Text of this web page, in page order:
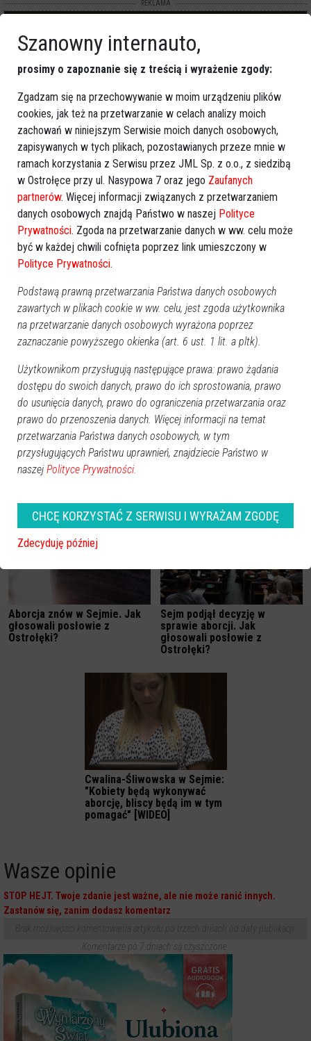
REKLAMA
Więcej o:dekryminalizacja aborcji,Kościół Katolicki,
cywilizacja śmierci Sejm piekło aborcyjne
Aborcja znów w Sejmie. Jak
głosowali posłowie z
Ostrołęki?
Sejm podjął decyzję w
sprawie aborcji. Jak
głosowali posłowie z
Ostrołęki?
Cwalina-Śliwowska w Sejmie:
"Kobiety będą wykonywać
aborcję, bliscy będą im w tym
pomagać" [WIDEO]
Wasze opinie
STOP HEJT. Twoje zdanie jest ważne, ale nie może ranić innych.
Zastanów się, zanim dodasz komentarz
Komentarze po 7 dniach są czyszczone.
Szanowny internauto,
prosimy o zapoznanie się z treścią i wyrażenie zgody:
Zgadzam się na przechowywanie w moim urządzeniu plików
cookies, jak też na przetwarzanie w celach analizy moich
zachowań w niniejszym Serwisie moich danych osobowych,
zapisywanych w tych plikach, pozostawianych przeze mnie w
ramach korzystania z Serwisu przez JML Sp. z o.o., z siedzibą
w Ostrołęce przy ul. Nasypowa 7 oraz jego Zaufanych
partnerów. Więcej informacji związanych z przetwarzaniem
danych osobowych znajdą Państwo w naszej Polityce
Prywatności. Zgoda na przetwarzanie danych w ww. celu może
być w każdej chwili cofnięta poprzez link umieszczony w
Polityce Prywatności.
Podstawą prawną przetwarzania Państwa danych osobowych
zawartych w plikach cookie w ww. celu, jest zgoda użytkownika
na przetwarzanie danych osobowych wyrażona poprzez
zaznaczanie powyższego okienka (art. 6 ust. 1 lit. a pltk).
Użytkownikom przysługują następujące prawa: prawo żądania
dostępu do swoich danych, prawo do ich sprostowania, prawo
do usunięcia danych, prawo do ograniczenia przetwarzania oraz
prawo do przenoszenia danych. Więcej informacji na temat
przetwarzania Państwa danych osobowych, w tym
przysługujących Państwu uprawnień, znajdziecie Państwo w
naszej Polityce Prywatności.
CHCĘ KORZYSTAĆ Z SERWISU I WYRAŻAM ZGODĘ
Zdecyduję później